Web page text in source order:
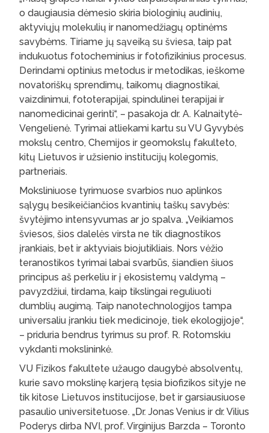
o daugiausia dėmesio skiria biologinių audinių,
aktyviųjų molekulių ir nanomedžiagų optinėms
savybėms. Tiriame jų sąveiką su šviesa, taip pat
indukuotus fotocheminius ir fotofizikinius procesus.
Derindami optinius metodus ir metodikas, ieškome
novatoriškų sprendimų, taikomų diagnostikai,
vaizdinimui, fototerapijai, spindulinei terapijai ir
nanomedicinai gerinti“, – pasakoja dr. A. Kalnaitytė-
Vengelienė. Tyrimai atliekami kartu su VU Gyvybės
mokslų centro, Chemijos ir geomokslų fakulteto,
kitų Lietuvos ir užsienio institucijų kolegomis,
partneriais.
Moksliniuose tyrimuose svarbios nuo aplinkos
sąlygų besikeičiančios kvantinių taškų savybės:
švytėjimo intensyvumas ar jo spalva. „Veikiamos
šviesos, šios dalelės virsta ne tik diagnostikos
įrankiais, bet ir aktyviais biojutikliais. Nors vėžio
teranostikos tyrimai labai svarbūs, šiandien šiuos
principus aš perkeliu ir į ekosistemų valdymą –
pavyzdžiui, tirdama, kaip tikslingai reguliuoti
dumblių augimą. Taip nanotechnologijos tampa
universaliu įrankiu tiek medicinoje, tiek ekologijoje“,
– priduria bendrus tyrimus su prof. R. Rotomskiu
vykdanti mokslininkė.
VU Fizikos fakultete užaugo daugybė absolventų,
kurie savo mokslinę karjerą tęsia biofizikos sityje ne
tik kitose Lietuvos institucijose, bet ir garsiausiuose
pasaulio universitetuose. „Dr. Jonas Venius ir dr. Vilius
Poderys dirba NVI, prof. Virginijus Barzda – Toronto